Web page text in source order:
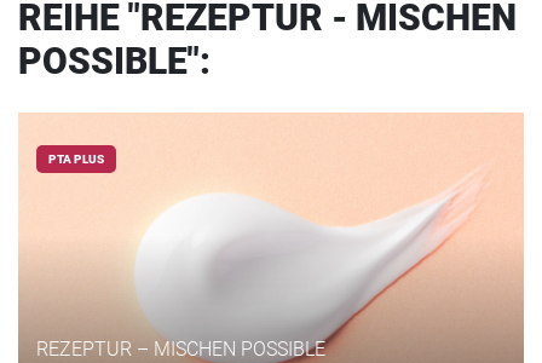
REIHE "REZEPTUR - MISCHEN
POSSIBLE":
PTA PLUS
REZEPTUR – MISCHEN POSSIBLE